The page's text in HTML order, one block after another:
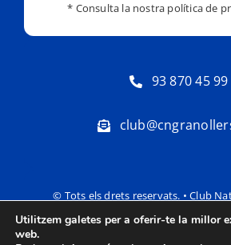
* Consulta la nostra política de
93 870 45 99
© Tots els drets reservats. • Club
Utilitzem galetes per a oferir-te la millor
web.